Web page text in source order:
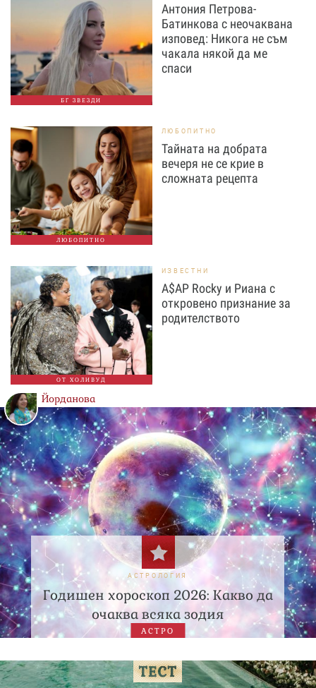
БГ ЗВЕЗДИ
Антония Петрова-
Батинкова с неочаквана
изповед: Никога не съм
чакала някой да ме
спаси
ЛЮБОПИТНО
ЛЮБОПИТНО
Тайната на добрата
вечеря не се крие в
сложната рецепта
ОТ ХОЛИВУД
ИЗВЕСТНИ
A$AP Rocky и Риана с
откровено признание за
родителството
Йорданова
АСТРОЛОГИЯ
Годишен хороскоп 2026: Какво да
очаква всяка зодия
АСТРО